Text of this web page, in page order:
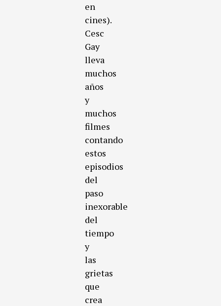
en
cines).
Cesc
Gay
lleva
muchos
años
y
muchos
filmes
contando
estos
episodios
del
paso
inexorable
del
tiempo
y
las
grietas
que
crea